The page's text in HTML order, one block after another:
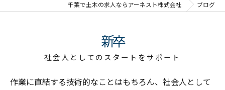
千葉で土木の求人ならアーネスト株式会社 ブログ
新卒
社会人としてのスタートをサポート
作業に直結する技術的なことはもちろん、社会人として